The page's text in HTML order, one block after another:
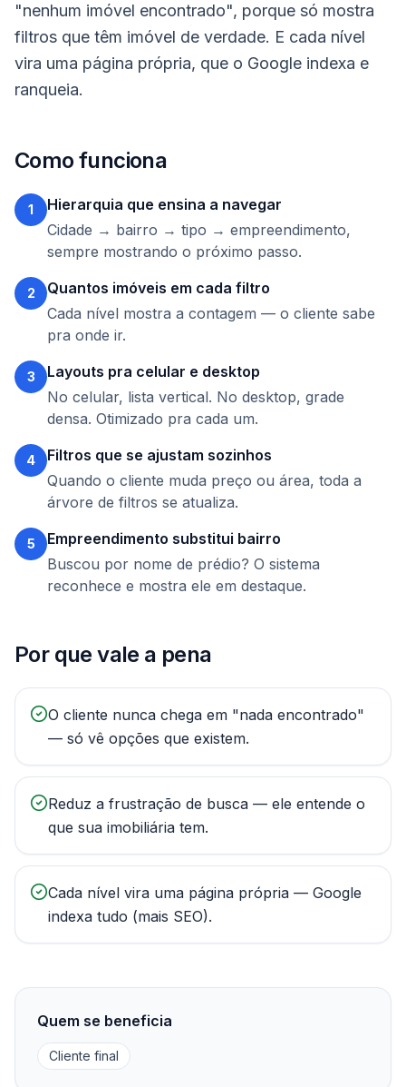
"nenhum imóvel encontrado", porque só mostra
filtros que têm imóvel de verdade. E cada nível
vira uma página própria, que o Google indexa e
ranqueia.
Como funciona
1
Hierarquia que ensina a navegar
Cidade → bairro → tipo → empreendimento,
sempre mostrando o próximo passo.
2
Quantos imóveis em cada filtro
Cada nível mostra a contagem — o cliente sabe
pra onde ir.
3
Layouts pra celular e desktop
No celular, lista vertical. No desktop, grade
densa. Otimizado pra cada um.
4
Filtros que se ajustam sozinhos
Quando o cliente muda preço ou área, toda a
árvore de filtros se atualiza.
5
Empreendimento substitui bairro
Buscou por nome de prédio? O sistema
reconhece e mostra ele em destaque.
Por que vale a pena
O cliente nunca chega em "nada encontrado"
— só vê opções que existem.
Reduz a frustração de busca — ele entende o
que sua imobiliária tem.
Cada nível vira uma página própria — Google
indexa tudo (mais SEO).
Quem se beneficia
Cliente final